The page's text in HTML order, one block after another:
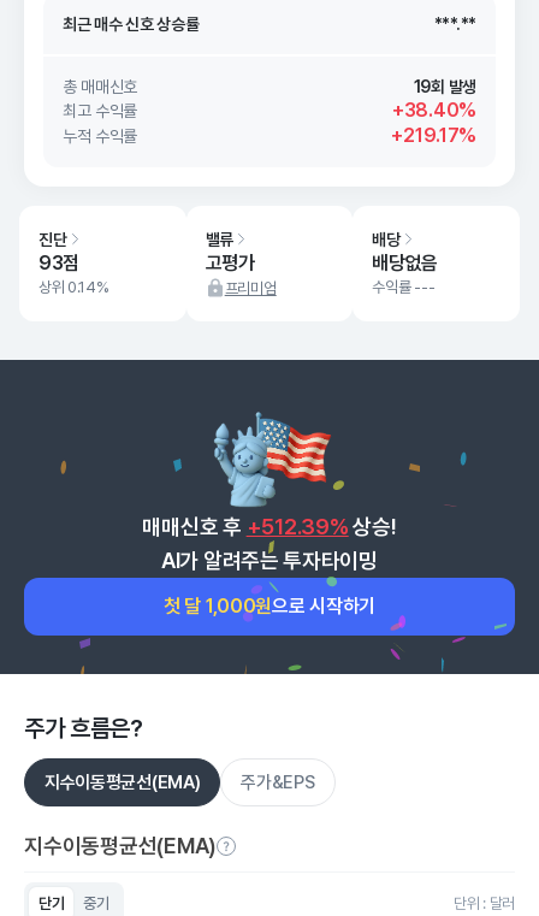
최근 매수 신호 상승률 ***.**
최근 매수 신호 ***.**
총 매매신호
19회 발생
최고 수익률
+38.40%
누적 수익률 +219.17%
진단
93점
상위 0.14%
밸류
고평가
프리미엄
배당
배당없음
수익률 ---
매매신호 후 +512.39% 상승!
AI가 알려주는 투자타이밍
첫 달 1,000원으로 시작하기
주가 흐름은?
지수이동평균선(EMA) 주가&EPS
지수이동평균선(EMA)
단기 중기 단위 : 달러